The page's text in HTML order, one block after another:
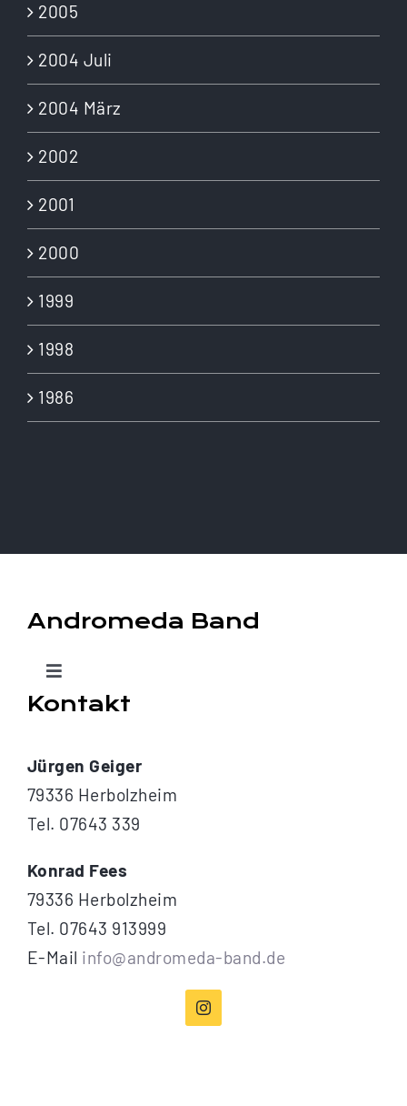
2005
2004 Juli
2004 März
2002
2001
2000
1999
1998
1986
Andromeda Band
Toggle
Navigation
Über
Musiker
Galerie
Kontakt
Jürgen Geiger
79336 Herbolzheim
Tel. 07643 339
Konrad Fees
79336 Herbolzheim
Tel. 07643 913999
E-Mail info@andromeda-band.de